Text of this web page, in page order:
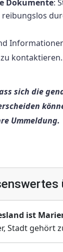
Dokumente:
kontaktieren.
sich die
Ummeldung.
ist
Stadt gehört